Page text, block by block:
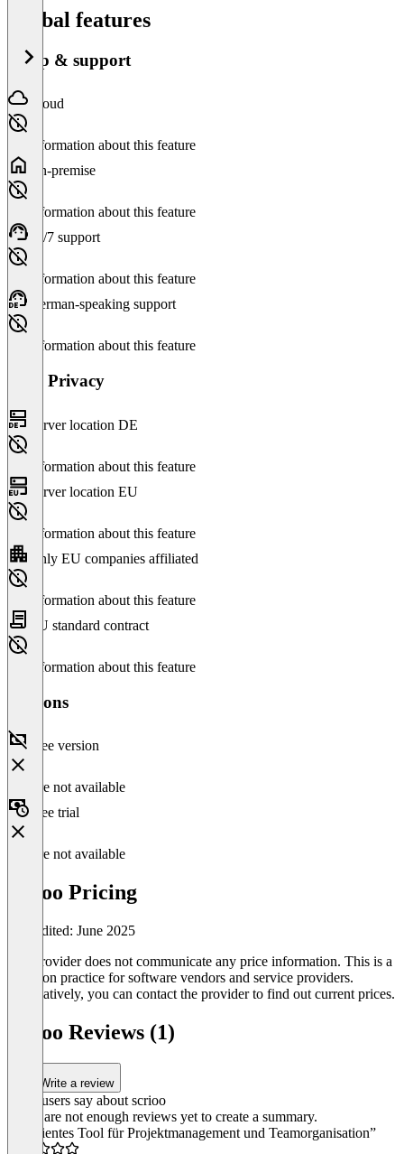
Global features
Setup & support
Cloud
No information about this feature
On-premise
No information about this feature
24/7 support
No information about this feature
German-speaking support
No information about this feature
Data Privacy
Server location DE
No information about this feature
Server location EU
No information about this feature
Only EU companies affiliated
No information about this feature
EU standard contract
No information about this feature
Versions
Free version
Feature not available
Free trial
Feature not available
scrioo Pricing
Last edited: June 2025
The provider does not communicate any price information. This is a
common practice for software vendors and service providers.
Alternatively, you can contact the provider to find out current prices.
scrioo Reviews (1)
Write a review
What users say about scrioo
There are not enough reviews yet to create a summary.
“Effizientes Tool für Projektmanagement und Teamorganisation”